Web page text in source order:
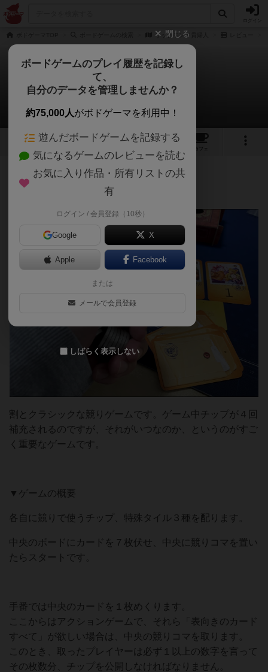
リッチモンド貴婦人
リッチモンド貴婦人
atcktさんのレビュー
3 3
カフェ
99名 1名 0 5ヶ月前
割とクラシックな競りゲームです。ゲーム中チップが４回
補充されるのですが、それがいつなのか、というのがすご
く重要なゲームです。
▼ゲームの概要
各自に競りで使うチップ、特殊タイル３種を配ります。
中央のボードにカードを７枚伏せ、中央に競りコマを置い
たらスタートです。
手番では中央のカードを１枚めくります。
ここからはアクションゲームで、それら「表向きのカード
すべて」が欲しい場合は、中央の競りコマを取ります。
このとき、取ったプレイヤーは必ず１以上の数字を言って
その枚数分、チップを公開しなければなりません。
閉じる
ボードゲームのプレイ履歴を記録し
て、
自分のデータを管理しませんか？
約75,000人がボドゲーマを利用中！
遊んだボードゲームを記録する
気になるゲームのレビューを読む
お気に入り作品・所有リストの共
有
ログイン / 会員登録（10秒）
Google X
Apple Facebook
または
メールで会員登録
しばらく表示しない